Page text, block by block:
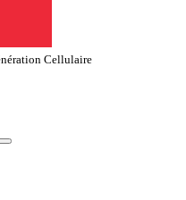
Cellulaire